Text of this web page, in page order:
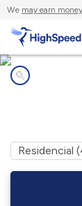
We may earn money